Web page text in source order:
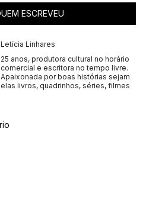
ESCREVEU
Letícia Linhares
25 anos, produtora cultural no horário
comercial e escritora no tempo livre.
Apaixonada por boas histórias sejam
elas livros, quadrinhos, séries, filmes